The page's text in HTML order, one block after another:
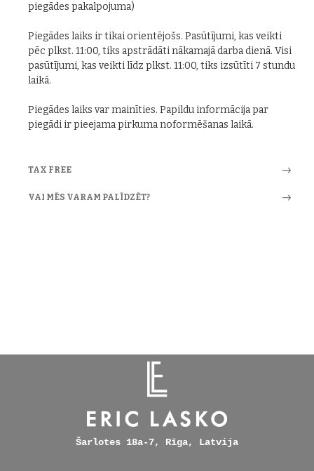
piegādes pakalpojuma)
Piegādes laiks ir tikai orientējošs. Pasūtījumi, kas veikti
pēc plkst. 11:00, tiks apstrādāti nākamajā darba dienā. Visi
pasūtījumi, kas veikti līdz plkst. 11:00, tiks izsūtīti 7 stundu
laikā.
Piegādes laiks var mainīties. Papildu informācija par
piegādi ir pieejama pirkuma noformēšanas laikā.
TAX FREE
VAI MĒS VARAM PALĪDZĒT?
Šarlotes 18a-7, Rīga, Latvija